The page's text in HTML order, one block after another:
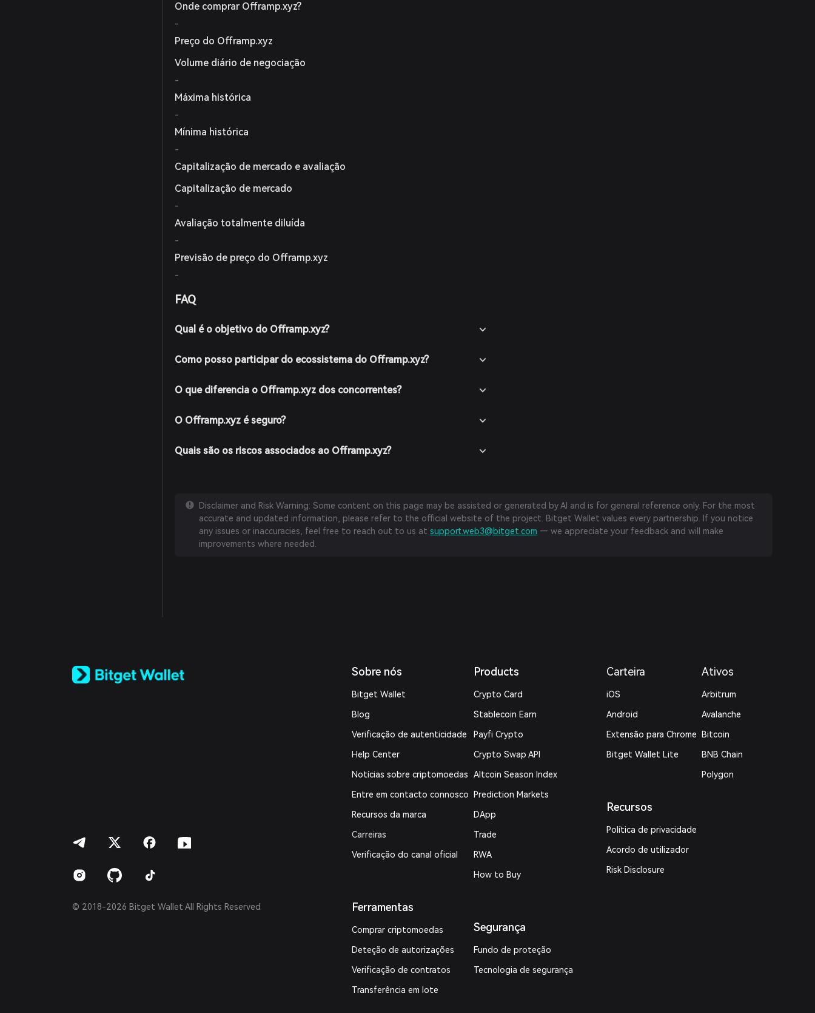
Onde comprar Offramp.xyz?
-
Preço do Offramp.xyz
Volume diário de negociação
-
Máxima histórica
-
Mínima histórica
-
Capitalização de mercado e avaliação
Capitalização de mercado
-
Avaliação totalmente diluída
-
Previsão de preço do Offramp.xyz
-
FAQ
Qual é o objetivo do Offramp.xyz?
Como posso participar do ecossistema do Offramp.xyz?
O que diferencia o Offramp.xyz dos concorrentes?
O Offramp.xyz é seguro?
Quais são os riscos associados ao Offramp.xyz?
Disclaimer and Risk Warning: Some content on this page may be assisted or generated by AI and is for general reference only. For the most
accurate and updated information, please refer to the official website of the project. Bitget Wallet values every partnership. If you notice
any issues or inaccuracies, feel free to reach out to us atsupport.web3@bitget.com — we appreciate your feedback and will make
improvements where needed.
Español (Latinoamérica)
© 2018-2026 Bitget Wallet All Rights Reserved
Sobre nós
Bitget Wallet
Blog
Verificação de autenticidade
Help Center
Notícias sobre criptomoedas
Entre em contacto connosco
Recursos da marca
Carreiras
Verificação do canal oficial
Ferramentas
Comprar criptomoedas
Deteção de autorizações
Verificação de contratos
Transferência em lote
Products
Crypto Card
Stablecoin Earn
Payfi Crypto
Crypto Swap API
Altcoin Season Index
Prediction Markets
DApp
Trade
RWA
How to Buy
Segurança
Fundo de proteção
Tecnologia de segurança
Carteira
iOS
Android
Extensão para Chrome
Bitget Wallet Lite
Recursos
Política de privacidade
Acordo de utilizador
Risk Disclosure
Ativos
Arbitrum
Avalanche
Bitcoin
BNB Chain
Polygon